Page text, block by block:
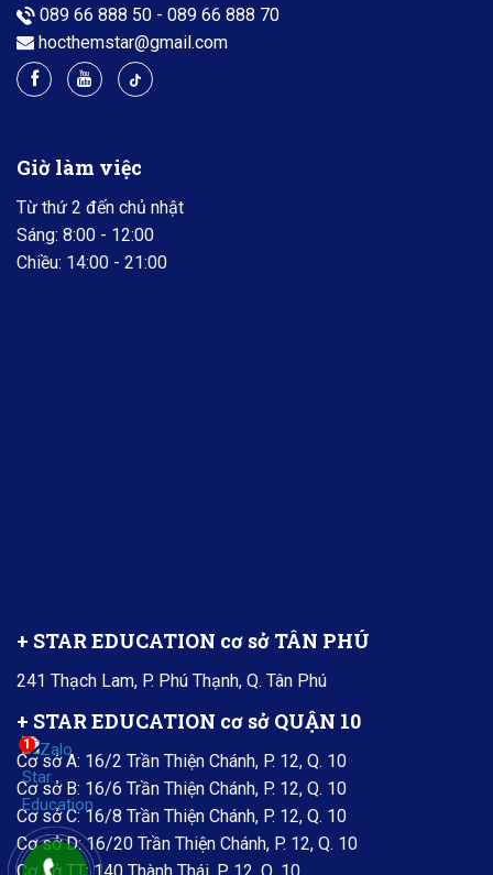
089 66 888 50 - 089 66 888 70
hocthemstar@gmail.com
Giờ làm việc
Từ thứ 2 đến chủ nhật
Sáng: 8:00 - 12:00
Chiều: 14:00 - 21:00
+ STAR EDUCATION cơ sở TÂN PHÚ
241 Thạch Lam, P. Phú Thạnh, Q. Tân Phú
+ STAR EDUCATION cơ sở QUẬN 10
Cơ sở A: 16/2 Trần Thiện Chánh, P. 12, Q. 10
Cơ sở B: 16/6 Trần Thiện Chánh, P. 12, Q. 10
Cơ sở C: 16/8 Trần Thiện Chánh, P. 12, Q. 10
Cơ sở D: 16/20 Trần Thiện Chánh, P. 12, Q. 10
1